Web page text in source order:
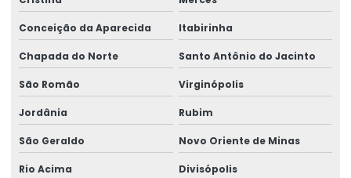
Conceição da Aparecida Itabirinha
Chapada do Norte Santo Antônio do Jacinto
São Romão Virginópolis
Jordânia Rubim
São Geraldo Novo Oriente de Minas
Rio Acima Divisópolis